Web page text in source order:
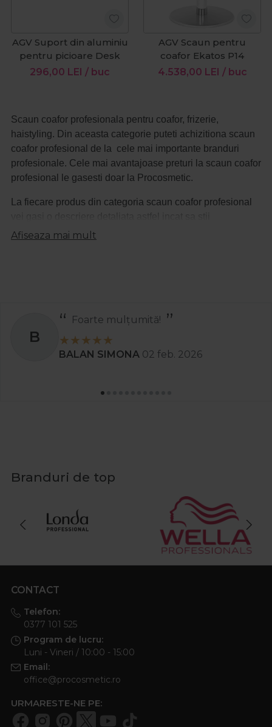
AGV Suport din aluminiu
pentru picioare Desk
296,00 LEI / buc
AGV Scaun pentru
coafor Ekatos P14
4.538,00 LEI / buc
Scaun coafor profesionala pentru coafor, frizerie,
haistyling. Din aceasta categorie puteti achizitiona scaun
coafor profesional de la cele mai importante branduri
profesionale. Cele mai avantajoase preturi la scaun coafor
profesional
le gasesti doar la Procosmetic.
La fiecare produs din categoria scaun coafor profesional
intotdeauna ce produs achizitionezi.
Afiseaza mai mult
B
Foarte mulțumită!
BALAN SIMONA 02 feb. 2026
Branduri de top
CONTACT
Telefon:
0377 101 525
Program de lucru:
Luni - Vineri / 10:00 - 15:00
Email:
office@procosmetic.ro
URMARESTE-NE PE: